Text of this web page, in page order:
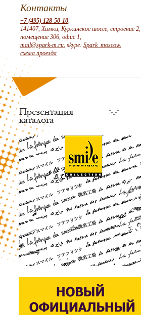
Контакты
+7 (495) 128-50-10,
141407, Химки, Куркинское шоссе, строение 2,
помещение 306, офис 1,
mail@spark-m.ru, skype: Spark_moscow,
схема проезда